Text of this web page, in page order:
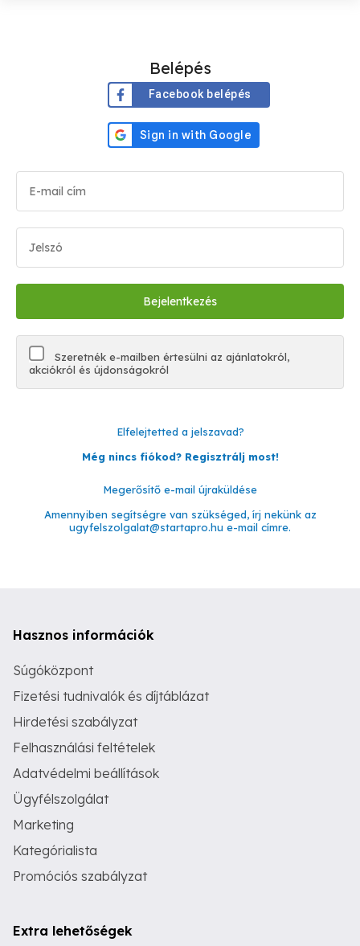
Belépés
Facebook belépés
Szeretnék e-mailben értesülni az ajánlatokról,
akciókról és újdonságokról
Elfelejtetted a jelszavad?
Még nincs fiókod? Regisztrálj most!
Megerősítő e-mail újraküldése
Amennyiben segítségre van szükséged, írj nekünk az
ugyfelszolgalat@startapro.hu e-mail címre.
Hasznos információk
Súgóközpont
Fizetési tudnivalók és díjtáblázat
Hirdetési szabályzat
Felhasználási feltételek
Adatvédelmi beállítások
Ügyfélszolgálat
Marketing
Kategórialista
Promóciós szabályzat
Extra lehetőségek